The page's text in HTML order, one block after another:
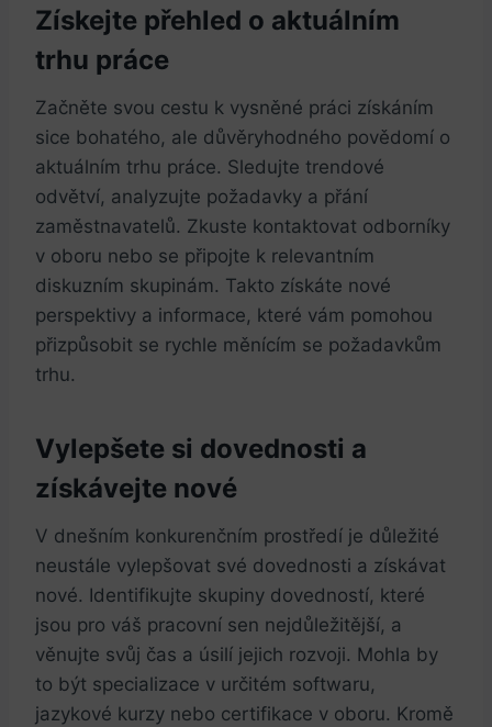
Získejte přehled o aktuálním
trhu práce
Začněte⁣ svou cestu k vysněné práci získáním
sice ​bohatého, ale důvěryhodného povědomí o
aktuálním trhu práce. Sledujte trendové
odvětví, analyzujte požadavky a přání
zaměstnavatelů. Zkuste kontaktovat odborníky
v oboru nebo se připojte k relevantním
diskuzním skupinám. Takto získáte nové
perspektivy a informace, ⁣které vám pomohou
přizpůsobit se rychle měnícím se požadavkům
trhu.
Vylepšete si dovednosti a
získávejte nové
V dnešním konkurenčním prostředí je důležité
‍neustále vylepšovat své dovednosti ‌a získávat
nové.⁤ Identifikujte skupiny dovedností, které
jsou pro váš pracovní⁣ sen ⁤nejdůležitější, a
věnujte svůj čas a úsilí jejich rozvoji. Mohla by
⁢to být specializace ​v určitém softwaru,
jazykové kurzy nebo certifikace v oboru. Kromě